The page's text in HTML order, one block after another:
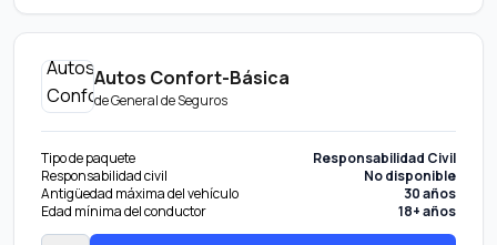
Autos Confort-Básica
deGeneral de Seguros
Tipo de paquete
Responsabilidad Civil
Responsabilidad civil
No disponible
Antigüedad máxima del vehículo
30 años
Edad mínima del conductor
18+ años